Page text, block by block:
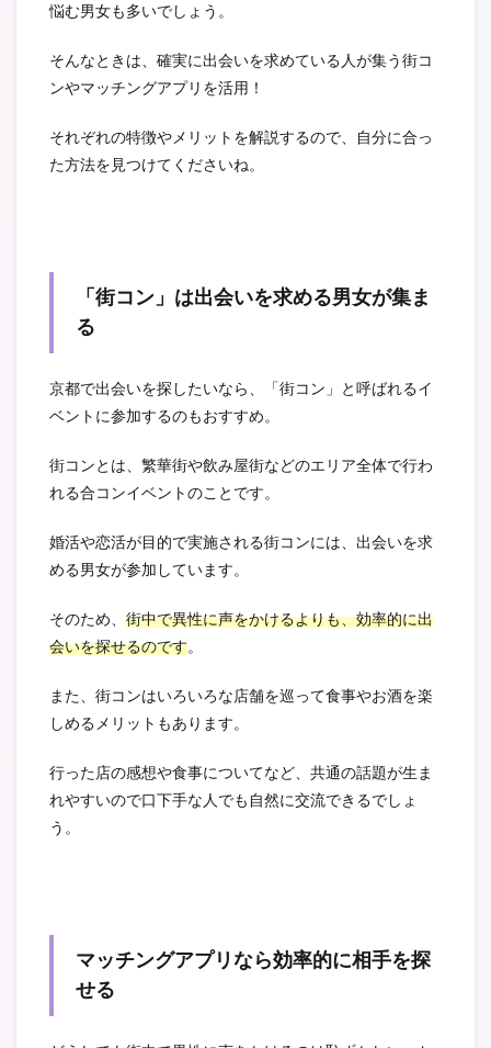
悩む男女も多いでしょう。
そんなときは、確実に出会いを求めている人が集う街コ
ンやマッチングアプリを活用！
それぞれの特徴やメリットを解説するので、自分に合っ
た方法を見つけてくださいね。
「街コン」は出会いを求める男女が集ま
る
京都で出会いを探したいなら、「街コン」と呼ばれるイ
ベントに参加するのもおすすめ。
街コンとは、繁華街や飲み屋街などのエリア全体で行わ
れる合コンイベントのことです。
婚活や恋活が目的で実施される街コンには、出会いを求
める男女が参加しています。
そのため、 街中で異性に声をかけるよりも、効率的に出
会いを探せるのです。
また、街コンはいろいろな店舗を巡って食事やお酒を楽
しめるメリットもあります。
行った店の感想や食事についてなど、共通の話題が生ま
れやすいので口下手な人でも自然に交流できるでしょ
う。
マッチングアプリなら効率的に相手を探
せる